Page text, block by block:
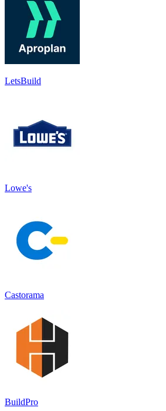
LetsBuild
Lowe's
Castorama
BuildPro